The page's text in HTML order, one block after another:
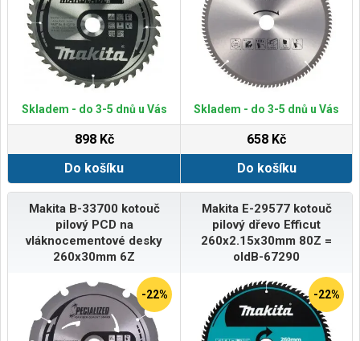
Skladem - do 3-5 dnů u Vás
898 Kč
Do košíku
Skladem - do 3-5 dnů u Vás
658 Kč
Do košíku
Makita B-33700 kotouč
pilový PCD na
vláknocementové desky
260x30mm 6Z
-22%
Makita E-29577 kotouč
pilový dřevo Efficut
260x2.15x30mm 80Z =
oldB-67290
-22%